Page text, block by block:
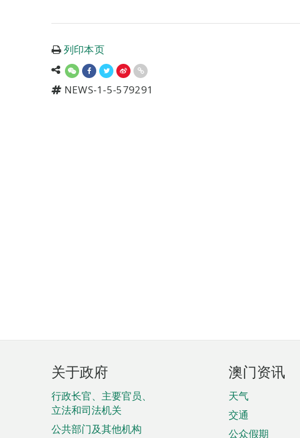
列印本页
NEWS-1-5-579291
页
脚
菜
单
关于政府
行政长官、主要官员、
立法和司法机关
公共部门及其他机构
澳门资讯
天气
交通
公众假期